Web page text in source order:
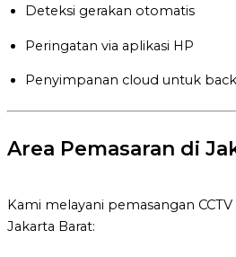
Deteksi gerakan otomatis
Peringatan via aplikasi HP
Penyimpanan cloud untuk
Area Pemasaran di
Kami melayani pemasangan
Jakarta Barat: